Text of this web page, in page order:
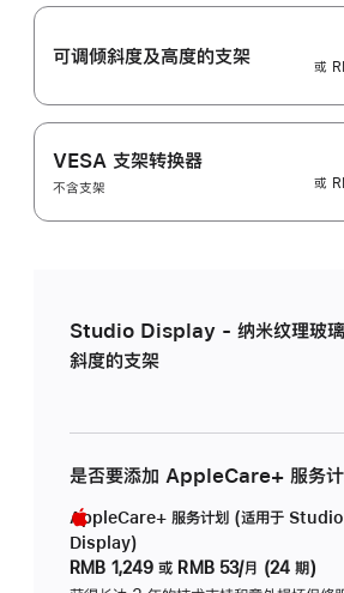
可调倾斜度及高‍度的支‍架
或
VESA 支架转换器
不含支架
或
Studio Display - 纳米纹理玻璃
斜度的支架
是否要添加 AppleCare+ 服务计
AppleCare+ 服务计划 (适用于 Studio
Display)
RMB 1,249 或 RMB 53/月 (24 期)